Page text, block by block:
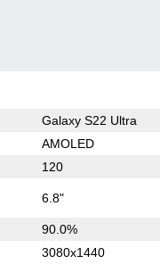
Galaxy S22 Ultra
AMOLED
120
6.8"
90.0%
3080x1440